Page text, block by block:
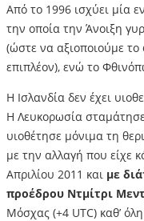
Από το 1996 ισχύει μία
την οποία την Άνοιξη
(ώστε να αξιοποιούμε
επιπλέον), ενώ το
Η Ισλανδία δεν έχει
Η Λευκορωσία
υιοθέτησε μόνιμα τη
με την αλλαγή που είχε
Απριλίου 2011 και με
προέδρου Ντμίτρι
Μόσχας (+4 UTC) καθ’